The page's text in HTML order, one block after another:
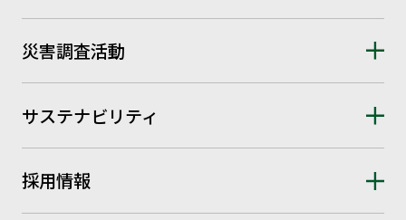
災害調査活動
サステナビリティ
採用情報